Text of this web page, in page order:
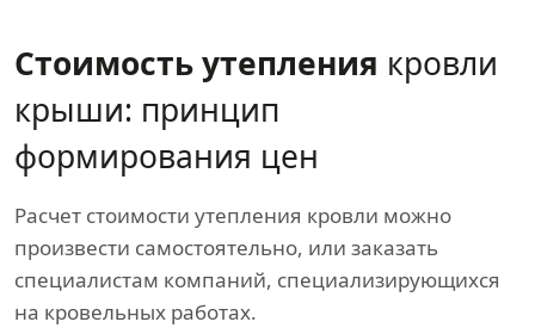
Стоимость утепления кровли
крыши: принцип
формирования цен
Расчет стоимости утепления кровли можно
произвести самостоятельно, или заказать
специалистам компаний, специализирующихся
на кровельных работах.